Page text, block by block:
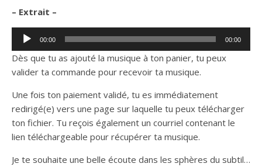
– Extrait –
Lecteur
audio
00:00 00:00
Dès que tu as ajouté la musique à ton panier, tu peux
valider ta commande pour recevoir ta musique.
Une fois ton paiement validé, tu es immédiatement
redirigé(e) vers une page sur laquelle tu peux télécharger
ton fichier. Tu reçois également un courriel contenant le
lien téléchargeable pour récupérer ta musique.
Je te souhaite une belle écoute dans les sphères du subtil…